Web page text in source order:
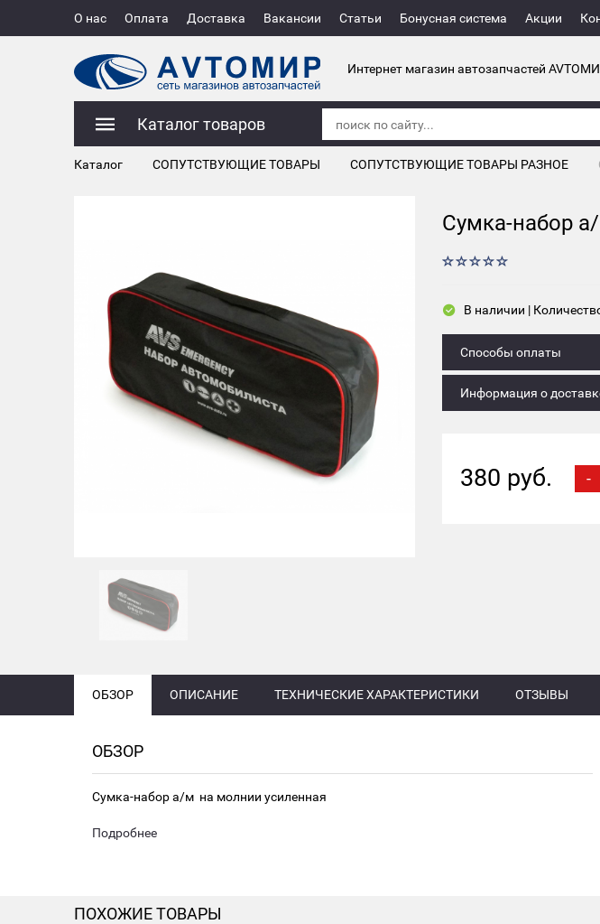
О нас Оплата Доставка Вакансии Статьи Бонусная система Акции
Интернет магазин автозапчастей
Каталог товаров
Каталог СОПУТСТВУЮЩИЕ ТОВАРЫ СОПУТСТВУЮЩИЕ ТОВАРЫ РАЗНОЕ
Сумка-набор
В наличии |
Способы оплаты
Информация о
380 руб. -
ОБЗОР ОПИСАНИЕ ТЕХНИЧЕСКИЕ ХАРАКТЕРИСТИКИ ОТЗЫВЫ
ОБЗОР
Сумка-набор а/м на молнии усиленная
Подробнее
ПОХОЖИЕ ТОВАРЫ